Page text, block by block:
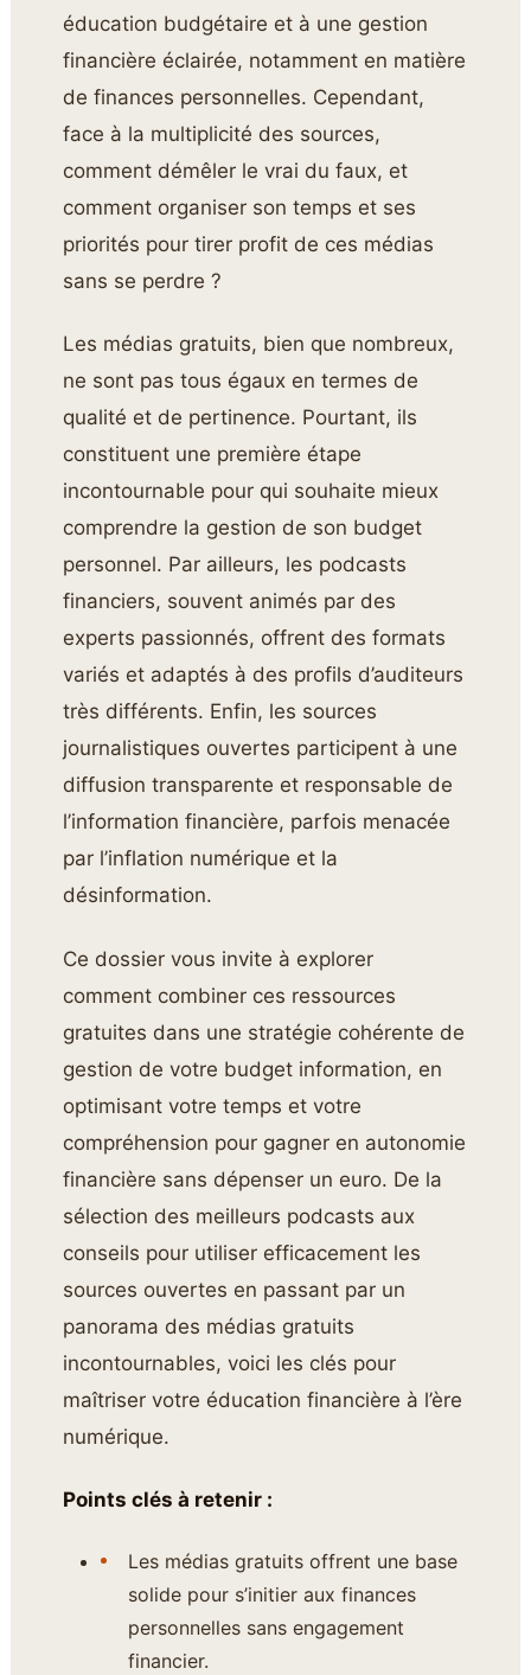
éducation budgétaire et à une gestion
financière éclairée, notamment en matière
de finances personnelles. Cependant,
face à la multiplicité des sources,
comment démêler le vrai du faux, et
comment organiser son temps et ses
priorités pour tirer profit de ces médias
sans se perdre ?
Les médias gratuits, bien que nombreux,
ne sont pas tous égaux en termes de
qualité et de pertinence. Pourtant, ils
constituent une première étape
incontournable pour qui souhaite mieux
comprendre la gestion de son budget
personnel. Par ailleurs, les podcasts
financiers, souvent animés par des
experts passionnés, offrent des formats
variés et adaptés à des profils d’auditeurs
très différents. Enfin, les sources
journalistiques ouvertes participent à une
diffusion transparente et responsable de
l’information financière, parfois menacée
par l’inflation numérique et la
désinformation.
Ce dossier vous invite à explorer
comment combiner ces ressources
gratuites dans une stratégie cohérente de
gestion de votre budget information, en
optimisant votre temps et votre
compréhension pour gagner en autonomie
financière sans dépenser un euro. De la
sélection des meilleurs podcasts aux
conseils pour utiliser efficacement les
sources ouvertes en passant par un
panorama des médias gratuits
incontournables, voici les clés pour
maîtriser votre éducation financière à l’ère
numérique.
Points clés à retenir :
Les médias gratuits offrent une base
solide pour s’initier aux finances
personnelles sans engagement
financier.